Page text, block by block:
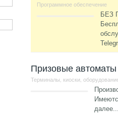
Программное обеспечение
БЕЗ
Призовые
Терминалы, киоски,
далее...